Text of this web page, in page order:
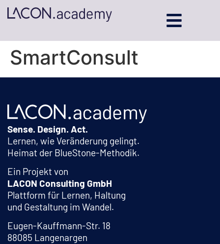
SmartConsult
Sense. Design. Act.
Lernen, wie Veränderung gelingt.
Heimat der BlueStone-Methodik.
Ein Projekt von
LACON Consulting GmbH
Plattform für Lernen, Haltung
und Gestaltung im Wandel.
Eugen-Kauffmann-Str. 18
88085 Langenargen